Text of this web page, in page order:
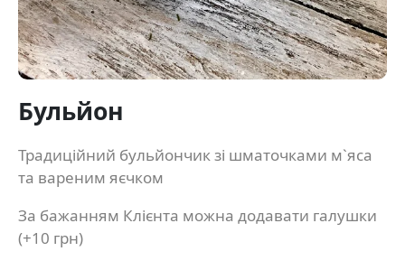
Бульйон
Традиційний бульйончик зі шматочками м`яса
та вареним яєчком
За бажанням Клієнта можна додавати галушки
(+10 грн)